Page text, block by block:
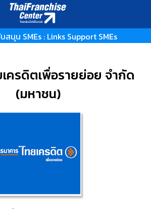
นุน SMEs : Links Support SMEs
ครดิตเพื่อรายย่อย จำกัด
(มหาชน)